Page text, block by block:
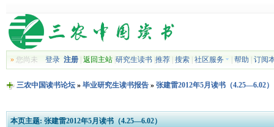
»您尚未 登录 注册| 返回主站| 研究生读书| 推荐| 搜索| 社区服务 帮助 订阅
三农中国读书论坛» 毕业研究生读书报告» 张建雷2012年5月读书（4.25—6.02）
本页主题: 张建雷2012年5月读书（4.25—6.02）